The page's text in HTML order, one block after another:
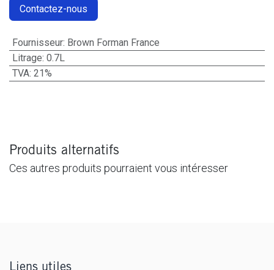
Contactez-nous
Fournisseur: Brown Forman France
Litrage: 0.7L
TVA: 21%
Produits alternatifs
Ces autres produits pourraient vous intéresser